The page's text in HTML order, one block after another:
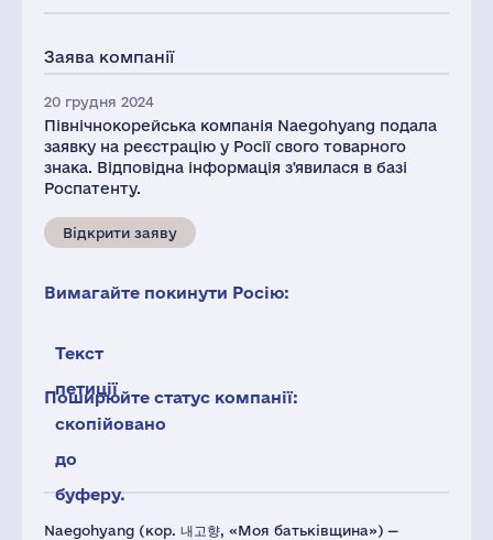
Naegohyang (кор. 내고향, «Моя батьківщина») —
Заява компанії
20 грудня 2024
Північнокорейська компанія Naegohyang подала
заявку на реєстрацію у Росії свого товарного
знака. Відповідна інформація з'явилася в базі
Роспатенту.
Відкрити заяву
Вимагайте покинути Росію:
Текст
петиції
скопійовано
до
буферу.
Поширюйте статус компанії: